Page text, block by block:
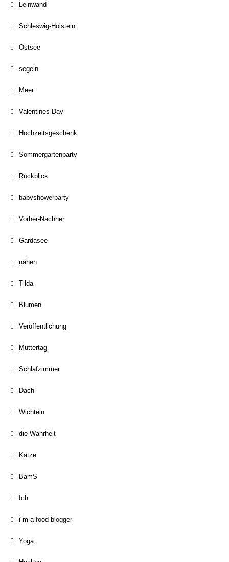
Leinwand
Schleswig-Holstein
Ostsee
segeln
Meer
Valentines Day
Hochzeitsgeschenk
Sommergartenparty
Rückblick
babyshowerparty
Vorher-Nachher
Gardasee
nähen
Tilda
Blumen
Veröffentlichung
Muttertag
Schlafzimmer
Dach
Wichteln
die Wahrheit
Katze
BamS
Ich
i´m a food-blogger
Yoga